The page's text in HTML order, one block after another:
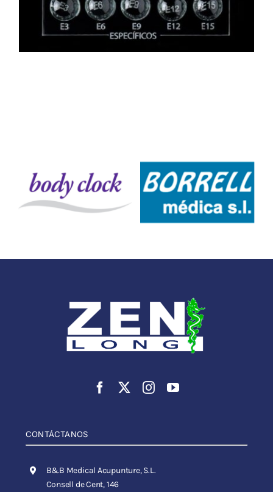
CONTÁCTANOS
B&B Medical Acupunture, S.L.
Consell de Cent, 146